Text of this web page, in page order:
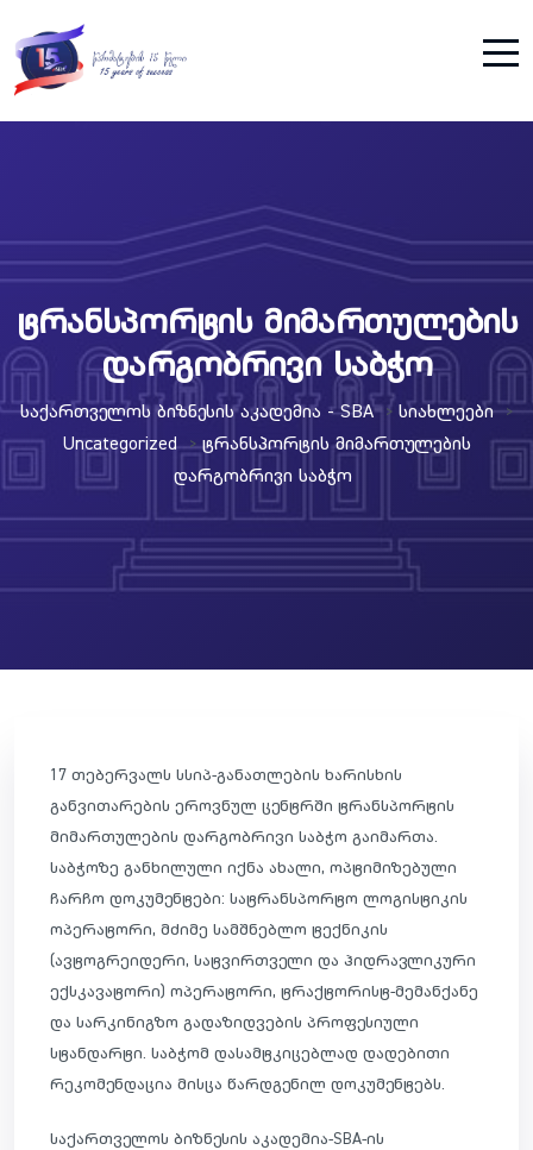
ტრანსპორტის მიმართულების
დარგობრივი საბჭო
Საქართველოს Ბიზნესის Აკადემია - SBA > Სიახლეები >
Uncategorized >Ტრანსპორტის Მიმართულების
Დარგობრივი Საბჭო
17 თებერვალს სსიპ-განათლების ხარისხის
განვითარების ეროვნულ ცენტრში ტრანსპორტის
მიმართულების დარგობრივი საბჭო გაიმართა.
საბჭოზე განხილული იქნა ახალი, ოპტიმიზებული
ჩარჩო დოკუმენტები: სატრანსპორტო ლოგისტიკის
ოპერატორი, მძიმე სამშნებლო ტექნიკის
(ავტოგრეიდერი, სატვირთველი და ჰიდრავლიკური
ექსკავატორი) ოპერატორი, ტრაქტორისტ-მემანქანე
და სარკინიგზო გადაზიდვების პროფესიული
სტანდარტი. საბჭომ დასამტკიცებლად დადებითი
რეკომენდაცია მისცა წარდგენილ დოკუმენტებს.
საქართველოს ბიზნესის აკადემია-SBA-ის